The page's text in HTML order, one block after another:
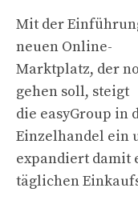
Mit der
neuen Online-
Marktplatz, der
gehen soll, steigt
die easyGroup in
Einzelhandel ein
expandiert damit
täglichen